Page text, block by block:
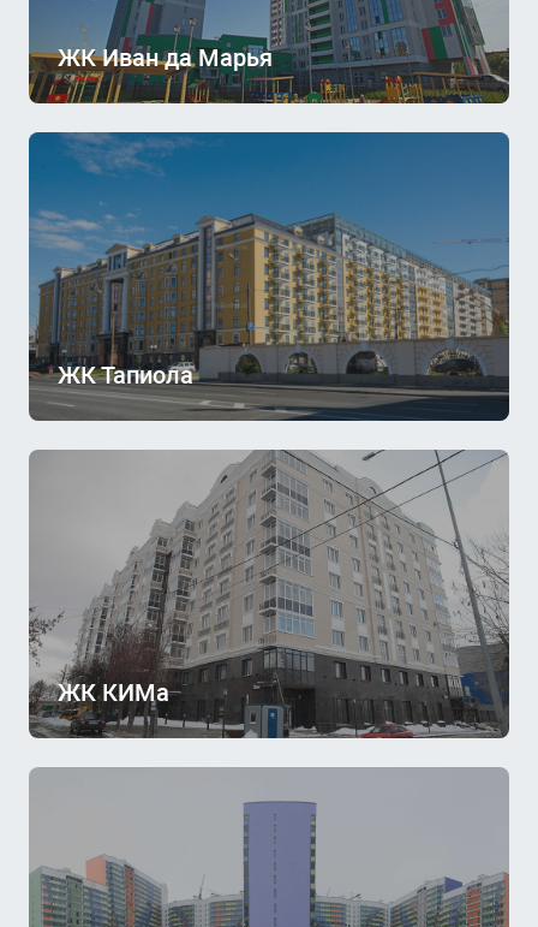
ЖК Иван да Марья
ЖК Тапиола
ЖК КИМа